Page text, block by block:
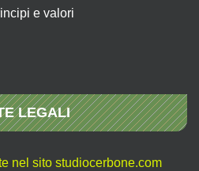
e valori
LEGALI
nel sito studiocerbone.com